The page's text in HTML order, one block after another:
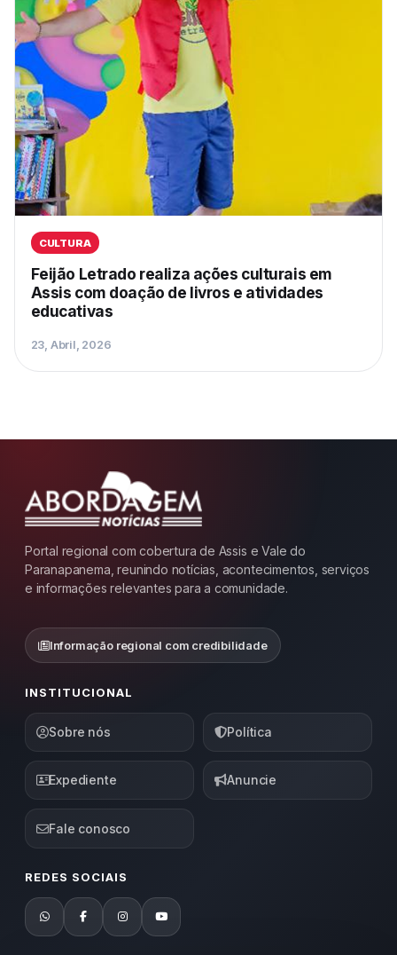
CULTURA
Feijão Letrado realiza ações culturais em
Assis com doação de livros e atividades
educativas
23, Abril, 2026
Portal regional com cobertura de Assis e Vale do
Paranapanema, reunindo notícias, acontecimentos, serviços
e informações relevantes para a comunidade.
Informação regional com credibilidade
INSTITUCIONAL
Sobre nós Política
Expediente Anuncie
Fale conosco
REDES SOCIAIS